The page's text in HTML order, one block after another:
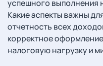
успешного выполнения
Какие аспекты важны
отчетность всех
корректное
налоговую нагрузку и